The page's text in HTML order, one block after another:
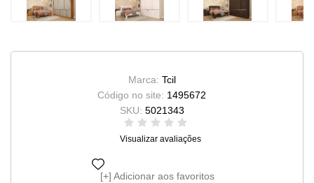
Marca: Tcil
Código no site: 1495672
SKU: 5021343
Visualizar avaliações
Adicionar aos favoritos